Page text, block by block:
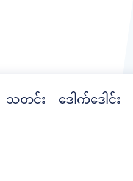
သတင်း ဒေါက်ဒေါင်း